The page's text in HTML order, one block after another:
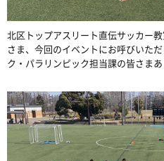
北区トップアスリート直伝サッカー
さま、今回のイベントにお呼びいた
ク・パラリンピック担当課の皆さまあ